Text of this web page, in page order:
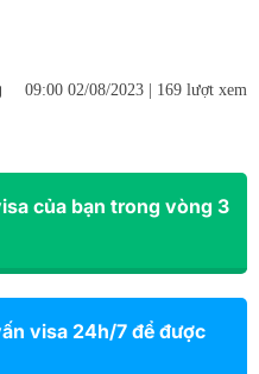
09:00 02/08/2023 | 169 lượt xem
của bạn trong vòng 3
visa 24h/7 để được